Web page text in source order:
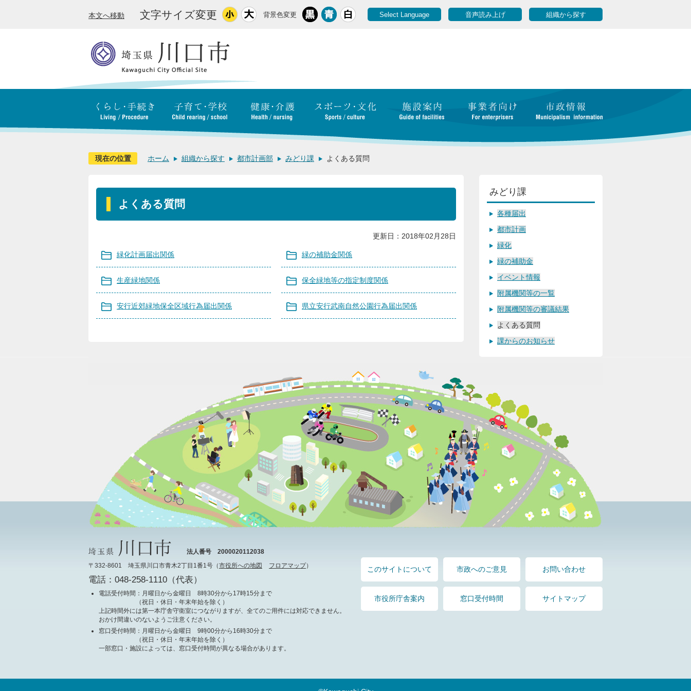
本文へ移動 文字サイズ変更 背景色変更 Select Language 音声読み上げ 組織から探す
現在の位置 ホーム 組織から探す 都市計画部 みどり課 よくある質問
よくある質問
更新日：2018年02月28日
緑化計画届出関係 緑の補助金関係
生産緑地関係 保全緑地等の指定制度関係
安行近郊緑地保全区域行為届出関係 県立安行武南自然公園行為届出関係
みどり課
各種届出
都市計画
緑化
緑の補助金
イベント情報
附属機関等の一覧
附属機関等の審議結果
よくある質問
課からのお知らせ
法人番号 2000020112038
〒332-8601 埼玉県川口市青木2丁目1番1号（市役所への地図 フロアマップ）
電話：048-258-1110（代表）
電話受付時間 ：月曜日から金曜日 8時30分から17時15分まで
（祝日・休日・年末年始を除く）
上記時間外には第一本庁舎守衛室につながりますが、全てのご用件には対応できません。
おかけ間違いのないようご注意ください。
窓口受付時間 ：月曜日から金曜日 9時00分から16時30分まで
（祝日・休日・年末年始を除く）
一部窓口・施設によっては、窓口受付時間が異なる場合があります。
このサイトについて 市政へのご意見 お問い合わせ
市役所庁舎案内 窓口受付時間 サイトマップ